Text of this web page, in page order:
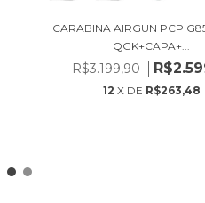
CARABINA AIRGUN PCP
QGK+CAPA+...
R$3.199,90
12 X DE R$263,48